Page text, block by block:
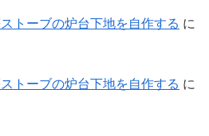
トーブの炉台下地を自作する に
トーブの炉台下地を自作する に